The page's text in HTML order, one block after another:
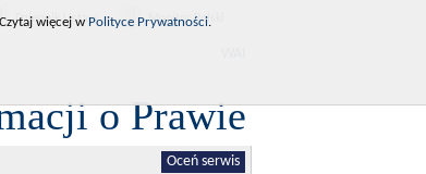
Dziennik Ustaw Monitor Polski
o Prawie
Oceń serwis
więcej w Polityce Prywatności.